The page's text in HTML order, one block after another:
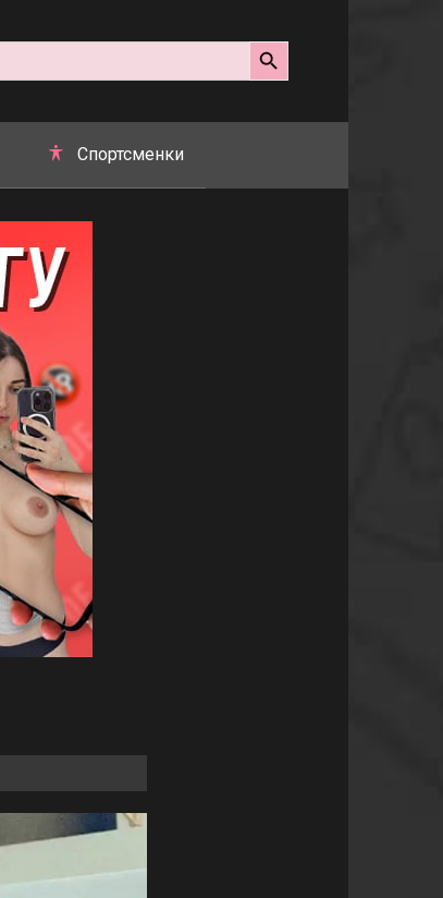
Search Button
Спортсменки